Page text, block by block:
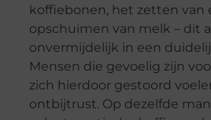
koffiebonen, het zetten van
opschuimen van melk – dit
onvermijdelijk in een
Mensen die gevoelig zijn
zich hierdoor gestoord
ontbijtrust. Op dezelfde